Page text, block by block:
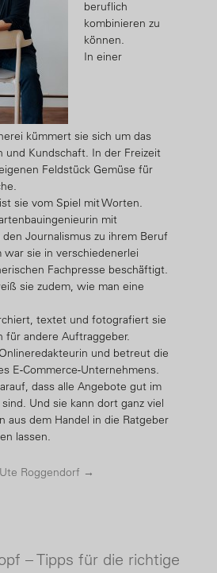
beruflich
kombinieren zu
können.
In einer
kümmert sie sich um das
und Kundschaft. In der Freizeit
Feldstück Gemüse für
sie vom Spiel mit Worten.
mit
Journalismus zu ihrem Beruf
sie in verschiedenerlei
Fachpresse beschäftigt.
sie zudem, wie man eine
textet und fotografiert sie
für andere Auftraggeber.
und betreut die
E-Commerce-Unternehmens.
dass alle Angebote gut im
Und sie kann dort ganz viel
aus dem Handel in die Ratgeber
lassen.
Roggendorf →
– Tipps für die richtige